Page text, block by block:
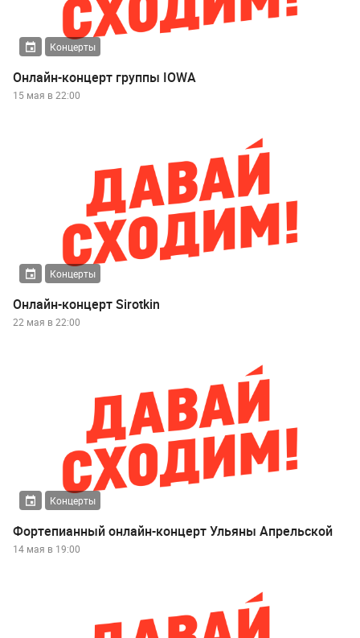
Концерты
Онлайн-концерт группы IOWA
15 мая в 22:00
Концерты
Онлайн-концерт Sirotkin
22 мая в 22:00
Концерты
Фортепианный онлайн-концерт Ульяны Апрельской
14 мая в 19:00